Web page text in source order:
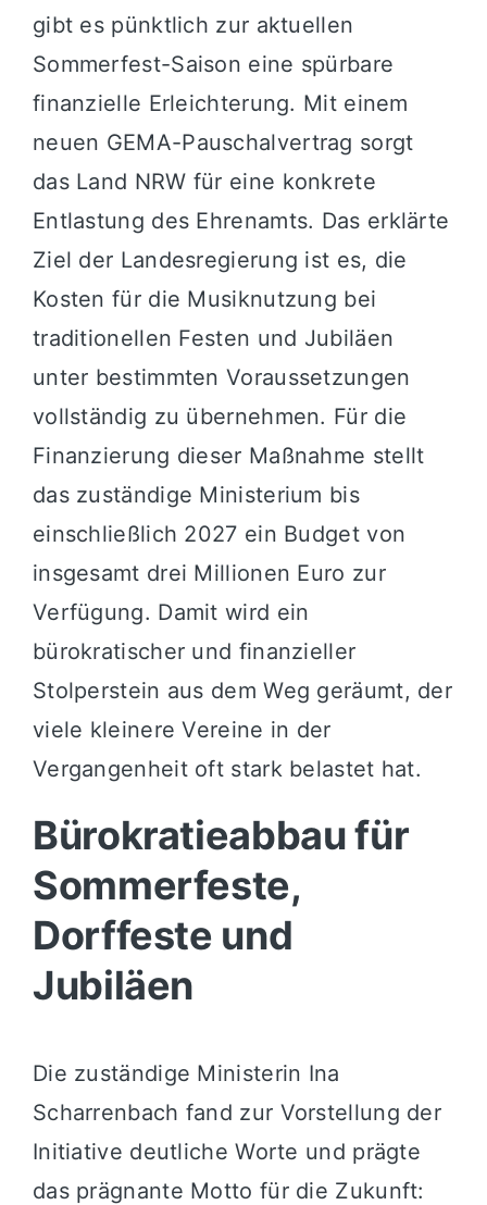
gibt es pünktlich zur aktuellen
Sommerfest-Saison eine spürbare
finanzielle Erleichterung. Mit einem
neuen GEMA-Pauschalvertrag sorgt
das Land NRW für eine konkrete
Entlastung des Ehrenamts. Das erklärte
Ziel der Landesregierung ist es, die
Kosten für die Musiknutzung bei
traditionellen Festen und Jubiläen
unter bestimmten Voraussetzungen
vollständig zu übernehmen. Für die
Finanzierung dieser Maßnahme stellt
das zuständige Ministerium bis
einschließlich 2027 ein Budget von
insgesamt drei Millionen Euro zur
Verfügung. Damit wird ein
bürokratischer und finanzieller
Stolperstein aus dem Weg geräumt, der
viele kleinere Vereine in der
Vergangenheit oft stark belastet hat.
Bürokratieabbau für
Sommerfeste,
Dorffeste und
Jubiläen
Die zuständige Ministerin Ina
Scharrenbach fand zur Vorstellung der
Initiative deutliche Worte und prägte
das prägnante Motto für die Zukunft: